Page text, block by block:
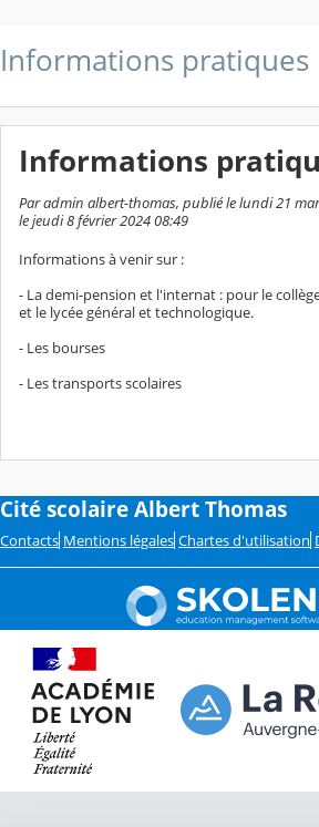
Informations pratiques
Informations
Par admin albert-thomas, publié le lundi 21
le jeudi 8 février 2024 08:49
Informations à venir sur :
- La demi-pension et l'internat : pour le
et le lycée général et technologique.
- Les bourses
- Les transports scolaires
Cité scolaire Albert Thomas
Contacts Mentions légales Chartes d'utilisation